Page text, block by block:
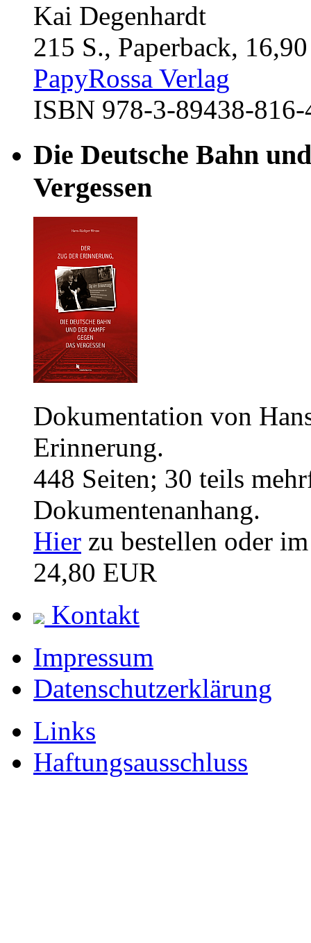
Kai Degenhardt
215 S., Paperback,
PapyRossa Verlag
ISBN 978-3-89438-816-
Die Deutsche Bahn
Vergessen
Dokumentation von
Erinnerung.
448 Seiten; 30 teils
Dokumentenanhang.
Hier zu bestellen oder
24,80 EUR
Kontakt
Impressum
Datenschutzerklärung
Links
Haftungsausschluss